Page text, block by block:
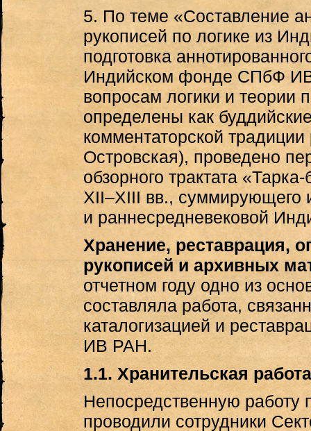
5. По теме «Составление
рукописей по логике из
подготовка
Индийском фонде СПбФ
вопросам логики и теории
определены как
комментаторской
Островская), проведено
обзорного трактата
XII–XIII вв., суммирующего
и раннесредневековой
Хранение, реставрация,
рукописей и архивных
отчетном году одно из
составляла работа,
каталогизацией и
ИВ РАН.
1.1. Хранительская работа
Непосредственную работу
проводили сотрудники